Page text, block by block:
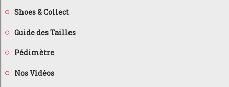
Shoes & Collect
Guide des Tailles
Pédimètre
Nos Vidéos